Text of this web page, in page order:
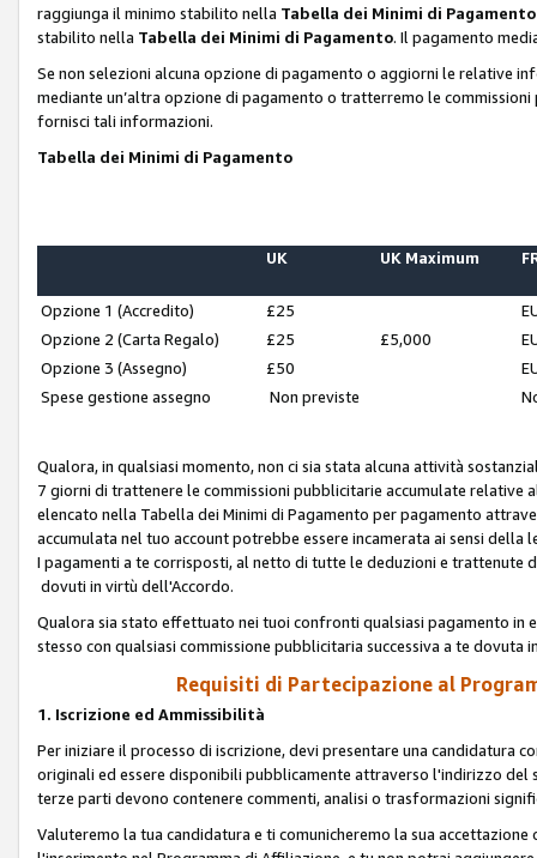
raggiunga il minimo stabilito nella Tabella dei Minimi di Pagamento
stabilito nella Tabella dei Minimi di Pagamento. Il pagamento
Se non selezioni alcuna opzione di pagamento o aggiorni le relative
mediante un’altra opzione di pagamento o tratterremo le
fornisci tali informazioni.
Tabella dei Minimi di Pagamento
UK UK Maximum
Opzione 1 (Accredito) £25
Opzione 2 (Carta Regalo)
£25 £5,000
Opzione 3 (Assegno)
£50
Spese gestione assegno
Non previste
Qualora, in qualsiasi momento, non ci sia stata alcuna attività
7 giorni di trattenere le commissioni pubblicitarie accumulate
elencato nella Tabella dei Minimi di Pagamento per pagamento
accumulata nel tuo account potrebbe essere incamerata ai sensi
I pagamenti a te corrisposti, al netto di tutte le deduzioni e trattenute
dovuti in virtù dell'Accordo.
Qualora sia stato effettuato nei tuoi confronti qualsiasi pagamento in
stesso con qualsiasi commissione pubblicitaria successiva a te dovuta
Requisiti di Partecipazione al
1. Iscrizione ed Ammissibilità
Per iniziare il processo di iscrizione, devi presentare una candidatura
originali ed essere disponibili pubblicamente attraverso l'indirizzo
terze parti devono contenere commenti, analisi o trasformazioni
Valuteremo la tua candidatura e ti comunicheremo la sua